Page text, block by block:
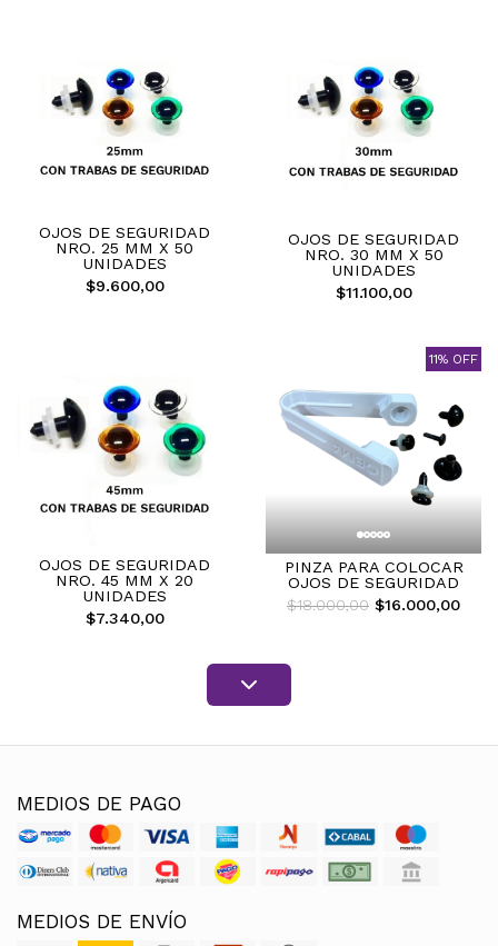
OJOS DE SEGURIDAD
NRO. 25 MM X 50
UNIDADES
$9.600,00
OJOS DE SEGURIDAD
NRO. 30 MM X 50
UNIDADES
$11.100,00
OJOS DE SEGURIDAD
NRO. 45 MM X 20
UNIDADES
$7.340,00
11% OFF
PINZA PARA COLOCAR
OJOS DE SEGURIDAD
$18.000,00 $16.000,00
MEDIOS DE PAGO
MEDIOS DE ENVÍO